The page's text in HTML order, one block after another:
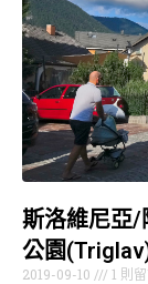
斯洛維尼亞/
公園
2019-09-10 1 則